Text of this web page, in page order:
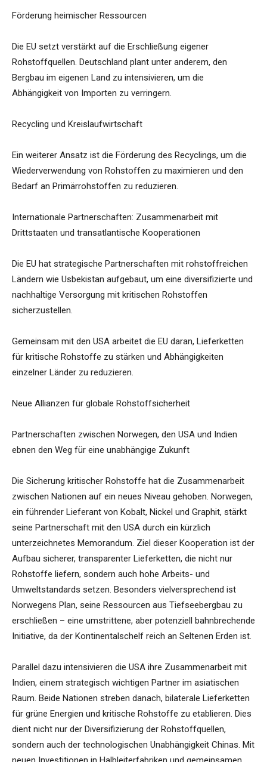
Förderung heimischer Ressourcen
Die EU setzt verstärkt auf die Erschließung eigener
Rohstoffquellen. Deutschland plant unter anderem, den
Bergbau im eigenen Land zu intensivieren, um die
Abhängigkeit von Importen zu verringern.
Recycling und Kreislaufwirtschaft
Ein weiterer Ansatz ist die Förderung des Recyclings, um die
Wiederverwendung von Rohstoffen zu maximieren und den
Bedarf an Primärrohstoffen zu reduzieren.
Internationale Partnerschaften: Zusammenarbeit mit
Drittstaaten und transatlantische Kooperationen
Die EU hat strategische Partnerschaften mit rohstoffreichen
Ländern wie Usbekistan aufgebaut, um eine diversifizierte und
nachhaltige Versorgung mit kritischen Rohstoffen
sicherzustellen.
Gemeinsam mit den USA arbeitet die EU daran, Lieferketten
für kritische Rohstoffe zu stärken und Abhängigkeiten
einzelner Länder zu reduzieren.
Neue Allianzen für globale Rohstoffsicherheit
Partnerschaften zwischen Norwegen, den USA und Indien
ebnen den Weg für eine unabhängige Zukunft
Die Sicherung kritischer Rohstoffe hat die Zusammenarbeit
zwischen Nationen auf ein neues Niveau gehoben. Norwegen,
ein führender Lieferant von Kobalt, Nickel und Graphit, stärkt
seine Partnerschaft mit den USA durch ein kürzlich
unterzeichnetes Memorandum. Ziel dieser Kooperation ist der
Aufbau sicherer, transparenter Lieferketten, die nicht nur
Rohstoffe liefern, sondern auch hohe Arbeits- und
Umweltstandards setzen. Besonders vielversprechend ist
Norwegens Plan, seine Ressourcen aus Tiefseebergbau zu
erschließen – eine umstrittene, aber potenziell bahnbrechende
Initiative, da der Kontinentalschelf reich an Seltenen Erden ist.
Parallel dazu intensivieren die USA ihre Zusammenarbeit mit
Indien, einem strategisch wichtigen Partner im asiatischen
Raum. Beide Nationen streben danach, bilaterale Lieferketten
für grüne Energien und kritische Rohstoffe zu etablieren. Dies
dient nicht nur der Diversifizierung der Rohstoffquellen,
sondern auch der technologischen Unabhängigkeit Chinas. Mit